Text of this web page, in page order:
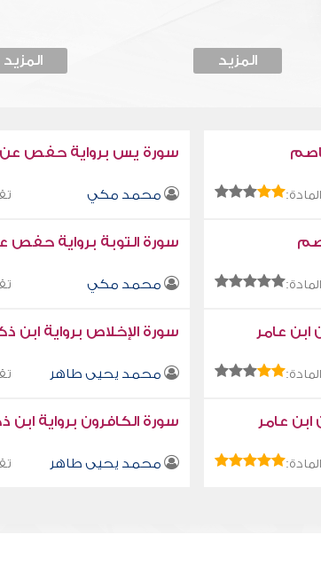
المزيد المزيد
سورة يس برواية حفص
محمد مكي
سورة التوبة برواية
محمد مكي
ابن عامر سورة الإخلاص برواية ابن
محمد يحيى طاهر
ابن عامر سورة الكافرون برواية ابن
محمد يحيى طاهر